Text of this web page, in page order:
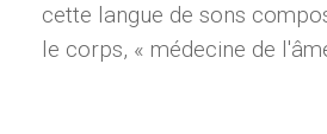
cette langue de sons
le corps, « médecine de